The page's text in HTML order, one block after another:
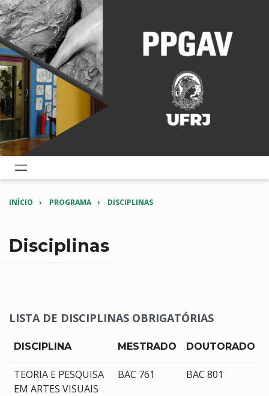
INÍCIO PROGRAMA DISCIPLINAS
Disciplinas
LISTA DE DISCIPLINAS OBRIGATÓRIAS
DISCIPLINA MESTRADO DOUTORADO
TEORIA E PESQUISA
EM ARTES VISUAIS
BAC 761 BAC 801